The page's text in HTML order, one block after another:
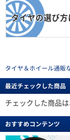
タイヤの選び
タイヤ＆ホイール通販
最近チェックした商品
チェックした商品は
おすすめコンテンツ